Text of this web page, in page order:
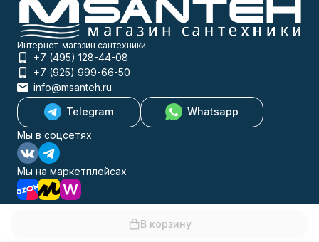
В корзину
Интернет-магазин сантехники
+7 (495) 128-44-08
+7 (925) 999-66-50
info@msanteh.ru
Telegram
Whatsapp
Мы в соцсетях
Мы на маркетплейсах